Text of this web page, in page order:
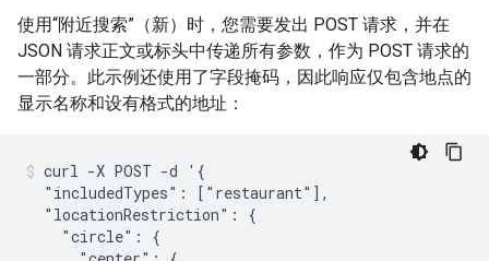
使用“附近搜索”（新）时，您需要发出 POST 请求，并在
JSON 请求正文或标头中传递所有参数，作为 POST 请求的
一部分。此示例还使用了字段掩码，因此响应仅包含地点的
显示名称和设有格式的地址：
curl -X POST -d '{
  "includedTypes": ["restaurant"],
  "locationRestriction": {
    "circle": {